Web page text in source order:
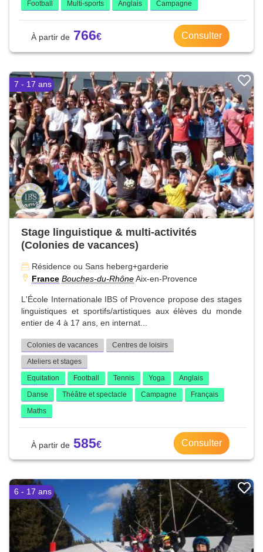
Football Multi-sports Anglais Campagne
766 Consulter
7 - 17 ans
Stage linguistique & multi-activités
(Colonies de vacances)
Résidence ou Sans heberg+garderie
France Bouches-du-RhôneAix-en-Provence
L'École Internationale IBS of Provence propose des stages
linguistiques et sportifs/artistiques aux élèves du monde
entier de 4 à 17 ans, en internat...
Colonies de vacances
Centres de loisirs
Ateliers et stages
Equitation
Football Tennis Yoga
Anglais
Danse
Théâtre et spectacle Campagne
Français
Maths
585 Consulter
6 - 17 ans